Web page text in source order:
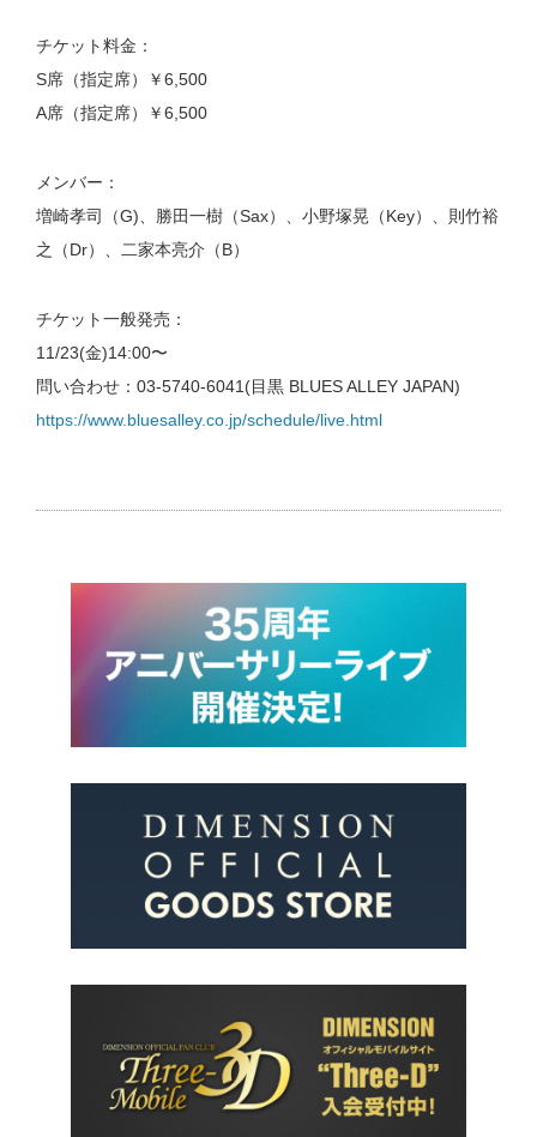
チケット料金：
S席（指定席）￥6,500
A席（指定席）￥6,500
メンバー：
増崎孝司（G)、勝田一樹（Sax）、小野塚晃（Key）、則竹裕
之（Dr）、二家本亮介（B）
チケット一般発売：
11/23(金)14:00〜
問い合わせ：03-5740-6041(目黒 BLUES ALLEY JAPAN)
https://www.bluesalley.co.jp/schedule/live.html